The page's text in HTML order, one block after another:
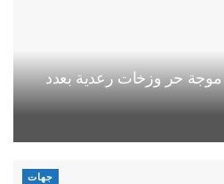
موجة حر وزخات رعدية بعدد
جهات